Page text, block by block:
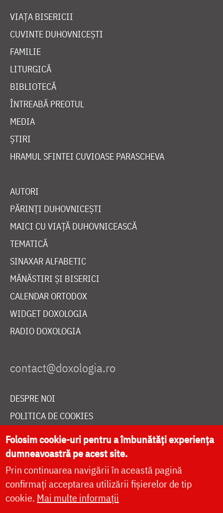
VIAȚA BISERICII
CUVINTE DUHOVNICEȘTI
FAMILIE
LITURGICĂ
BIBLIOTECĂ
ÎNTREABĂ PREOTUL
MEDIA
ȘTIRI
HRAMUL SFINTEI CUVIOASE PARASCHEVA
AUTORI
PĂRINȚI DUHOVNICEȘTI
MAICI CU VIAȚĂ DUHOVNICEASCĂ
TEMATICĂ
SINAXAR ALFABETIC
MĂNĂSTIRI ȘI BISERICI
CALENDAR ORTODOX
WIDGET DOXOLOGIA
RADIO DOXOLOGIA
DESPRE NOI
POLITICA DE COOKIES
DONEAZĂ ONLINE PENTRU CATEDRALA NAȚIONALĂ
LIVE
Folosim cookie-uri pentru a îmbunătăți experiența
dumneavoastră pe acest site.
Prin continuarea navigării în această pagină
confirmați acceptarea utilizării fișierelor de tip
cookie. Mai multe informații